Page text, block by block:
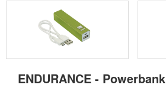
ENDURANCE - Powerbank